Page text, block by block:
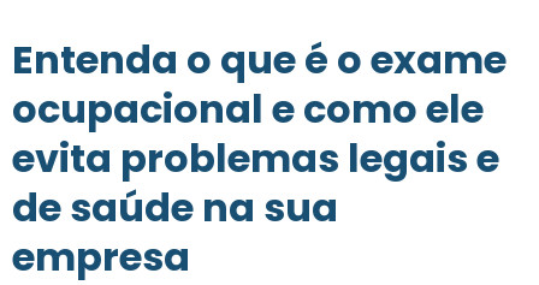
Entenda o que é o exame
ocupacional e como ele
evita problemas legais e
de saúde na sua
empresa